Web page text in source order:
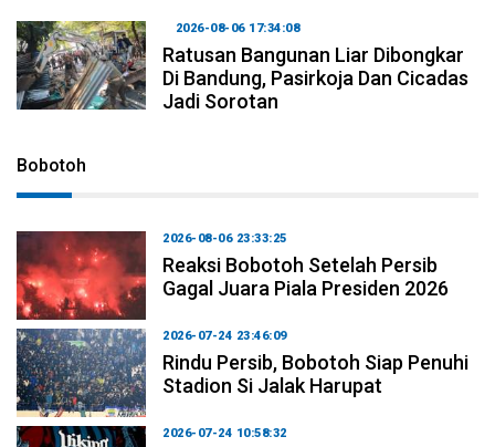
2026-08-06 17:34:08
Ratusan Bangunan Liar Dibongkar
Di Bandung, Pasirkoja Dan Cicadas
Jadi Sorotan
Bobotoh
2026-08-06 23:33:25
Reaksi Bobotoh Setelah Persib
Gagal Juara Piala Presiden 2026
2026-07-24 23:46:09
Rindu Persib, Bobotoh Siap Penuhi
Stadion Si Jalak Harupat
2026-07-24 10:58:32